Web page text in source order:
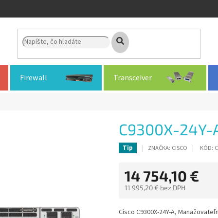
Firewall Transceiver
C9300X-24Y-
Tip ZNAČKA: CISCO KÓD:
14 754,10 €
11 995,20 € bez DPH
cena:
Cisco C9300X-24Y-A,